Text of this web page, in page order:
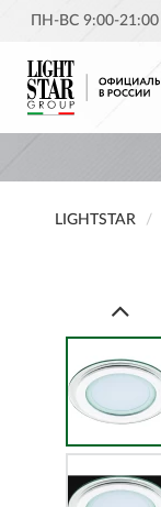
ПН-ВС 9:00-21:00
LIGHTSTAR